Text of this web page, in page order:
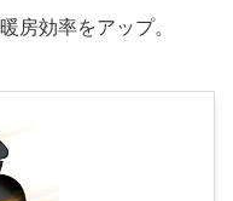
房効率をアップ。